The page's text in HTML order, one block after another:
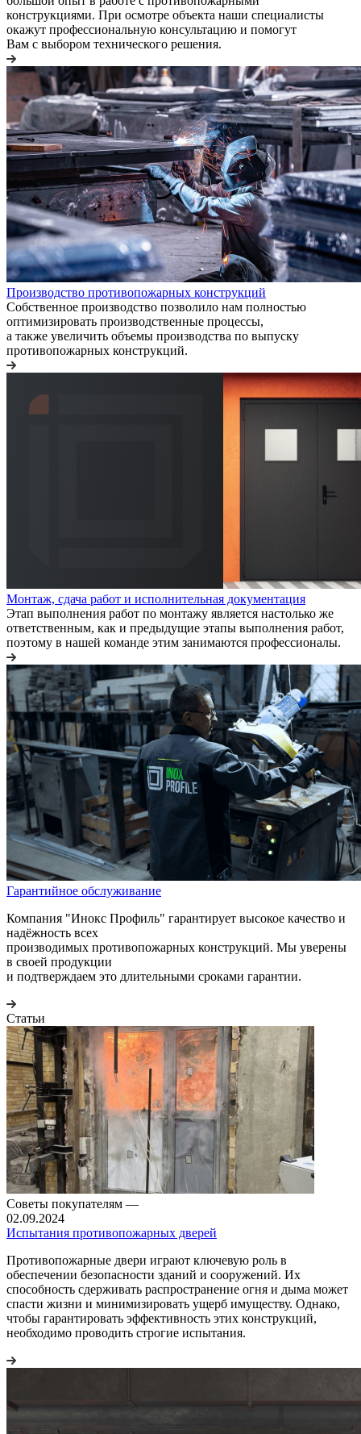
конструкциями. При осмотре объекта наши специалисты
окажут профессиональную консультацию и помогут
Вам с выбором технического решения.
Производство противопожарных конструкций
Собственное производство позволило нам полностью
оптимизировать производственные процессы,
а также увеличить объемы производства по выпуску
противопожарных конструкций.
Монтаж, сдача работ и исполнительная документация
Этап выполнения работ по монтажу является настолько же
ответственным, как и предыдущие этапы выполнения работ,
поэтому в нашей команде этим занимаются профессионалы.
Гарантийное обслуживание
Компания "Инокс Профиль" гарантирует высокое качество и
надёжность всех
производимых противопожарных конструкций. Мы уверены
в своей продукции
и подтверждаем это длительными сроками гарантии.
Статьи
Советы покупателям —
02.09.2024
Испытания противопожарных дверей
Противопожарные двери играют ключевую роль в
обеспечении безопасности зданий и сооружений. Их
способность сдерживать распространение огня и дыма может
спасти жизни и минимизировать ущерб имуществу. Однако,
чтобы гарантировать эффективность этих конструкций,
необходимо проводить строгие испытания.